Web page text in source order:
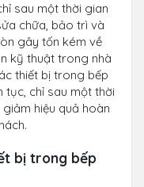
sau một thời gian
chữa, bảo trì và
gây tốn kém về
kỹ thuật trong nhà
thiết bị trong bếp
tục, chỉ sau một thời
hiệu quả hoàn
bị trong bếp